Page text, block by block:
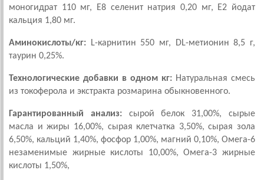
моногидрат 110 мг, E8 селенит натрия 0,20 мг, E2 йодат
кальция 1,80 мг.
Аминокислоты/кг: L-карнитин 550 мг, DL-метионин 8,5 г,
таурин 0,25%.
Технологические добавки в одном кг: Натуральная смесь
из токоферола и экстракта розмарина обыкновенного.
Гарантированный анализ:сырой белок 31,00%, сырые
масла и жиры 16,00%, сырая клетчатка 3,50%, сырая зола
6,50%, кальций 1,40%, фосфор 1,00%, магний 0,10%, Омега-6
незаменимые жирные кислоты 10,00%, Омега-3 жирные
кислоты 1,50%,